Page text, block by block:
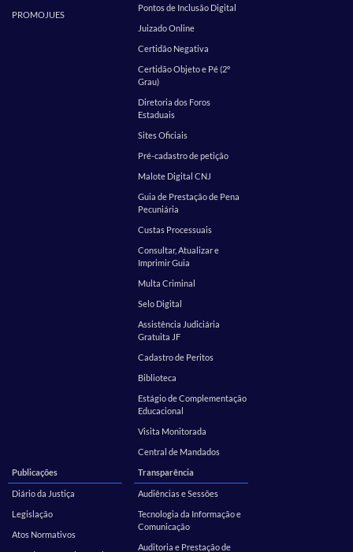
PROMOJUES
Pontos de Inclusão Digital
Juizado Online
Certidão Negativa
Certidão Objeto e Pé (2º
Grau)
Diretoria dos Foros
Estaduais
Sites Oficiais
Pré-cadastro de petição
Malote Digital CNJ
Guia de Prestação de Pena
Pecuniária
Custas Processuais
Consultar, Atualizar e
Imprimir Guia
Multa Criminal
Selo Digital
Assistência Judiciária
Gratuita JF
Cadastro de Peritos
Biblioteca
Estágio de Complementação
Educacional
Visita Monitorada
Central de Mandados
Publicações
Diário da Justiça
Legislação
Atos Normativos
Transparência
Audiências e Sessões
Tecnologia da Informação e
Comunicação
Auditoria e Prestação de